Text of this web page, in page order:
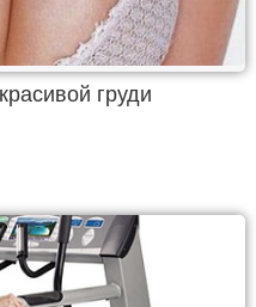
груди